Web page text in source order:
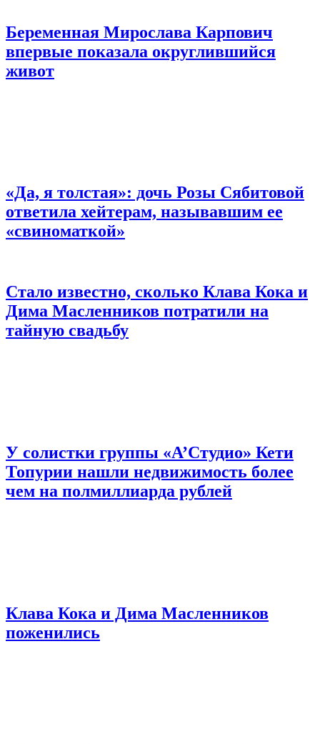
Беременная Мирослава Карпович
впервые показала округлившийся
живот
«Да, я толстая»: дочь Розы Сябитовой
ответила хейтерам, называвшим ее
«свиноматкой»
Стало известно, сколько Клава Кока и
Дима Масленников потратили на
тайную свадьбу
У солистки группы «А’Студио» Кети
Топурии нашли недвижимость более
чем на полмиллиарда рублей
Клава Кока и Дима Масленников
поженились